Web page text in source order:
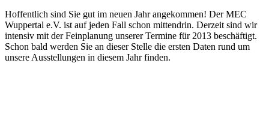
Hoffentlich sind Sie gut im neuen Jahr angekommen! Der MEC
Wuppertal e.V. ist auf jeden Fall schon mittendrin. Derzeit sind wir
intensiv mit der Feinplanung unserer Termine für 2013 beschäftigt.
Schon bald werden Sie an dieser Stelle die ersten Daten rund um
unsere Ausstellungen in diesem Jahr finden.